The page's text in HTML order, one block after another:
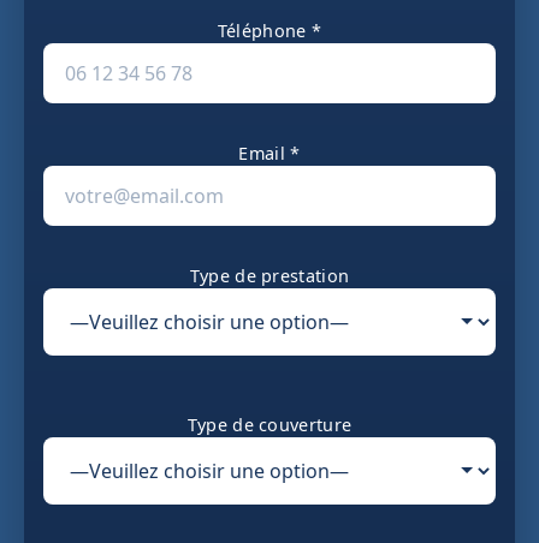
Téléphone *
Email *
Type de prestation
Type de couverture